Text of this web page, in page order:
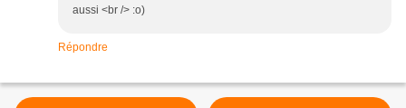
aussi <br /> :o)
Répondre